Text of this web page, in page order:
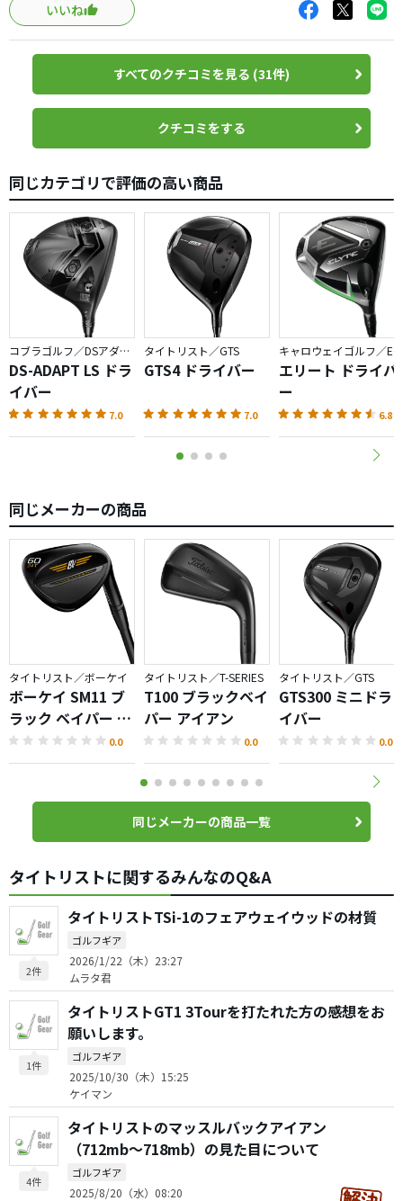
力まずに軽く打てば、簡単にハイドローがでます！
力んで打ちにいってしまうと引っ掛けもでますが・・・
（笑）
私はH/Sが50m/sを超えているので、飛距離的には全く不満
何よりも曲がらないことで、より飛距離も伸びたと思いま
フェースセンターの少し上で打つと、ロースピンでものす
ごい飛距離です。
球の上がりやすさもいいですよ！
9.5度のロフトでも上がりすぎかなと思うくらいです。
（オープンフェースのため、リアルロフトはもっと少ない
はずです）
三角形のヘッドには最初違和感がありましたが、
四角形のものに比べたら、ずっと構えやすいです。
しかも慣れれば、これが普通に見えてしまいます。
タイトリストは難しいと思っている人には、
いいね
すべてのクチコミを見る (31件)
クチコミをする
同じカテゴリで評価の高い商品
コブラゴルフ／DSアダプト
DS-ADAPT LS ドラ
イバー
7.0
タイトリスト／GTS
GTS4 ドライバー
7.0
エリート ドライバ
ー
6.8
同じメーカーの商品
タイトリスト／ボーケイ
ボーケイ SM11 ブ
ラック ベイパー ウ
ェッジ
0.0
タイトリスト／T-SERIES
T100 ブラックベイ
パー アイアン
0.0
タイトリスト／GTS
GTS300 ミニドラ
イバー
0.0
同じメーカーの商品一覧
タイトリストに関するみんなのQ&A
2件
タイトリストTSi-1のフェアウェイウッドの材質
ゴルフギア
2026/1/22（木）23:27
ムラタ君
1件
タイトリストGT1 3Tourを打たれた方の感想をお
願いします。
ゴルフギア
2025/10/30（木）15:25
ケイマン
4件
タイトリストのマッスルバックアイアン
（712mb〜718mb）の見た目について
ゴルフギア
2025/8/20（水）08:20